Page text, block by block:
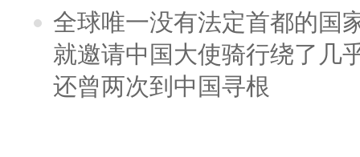
全球唯一没有法定首都的国
就邀请中国大使骑行绕了几
还曾两次到中国寻根